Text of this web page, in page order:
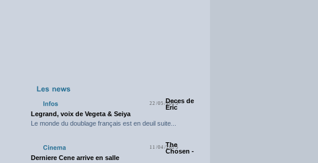
22/05/2025Deces de
Eric
Legrand, voix de Vegeta & Seiya
Le monde du doublage français est en deuil suite...
11/04/2025
The
Chosen -
Derniere Cene arrive en salle